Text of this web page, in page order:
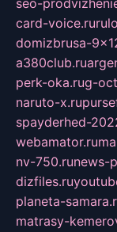
seo-
card-voice.ru
domizbrusa-
a380club.ru
perk-oka.rug-
naruto-x.ru
spayderhed-
webamator.ru
nv-750.runews-
dizfiles.ru
planeta-
matrasy-